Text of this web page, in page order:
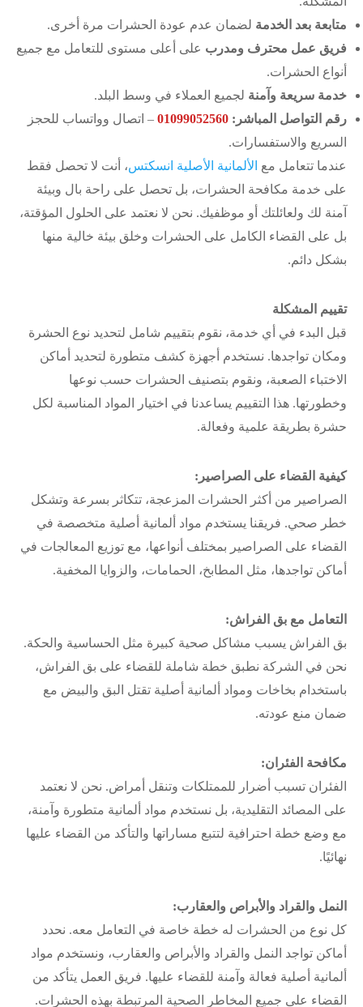
متابعة بعد الخدمة لضمان عدم عودة الحشرات مرة أخرى.
فريق عمل محترف ومدرب على أعلى مستوى للتعامل مع جميع
أنواع الحشرات.
خدمة سريعة وآمنة لجميع العملاء في وسط البلد.
رقم التواصل المباشر: 01099052560 – اتصال وواتساب للحجز
السريع والاستفسارات.
عندما تتعامل مع الألمانية الأصلية انسكتس، أنت لا تحصل فقط
على خدمة مكافحة الحشرات، بل تحصل على راحة بال وبيئة
آمنة لك ولعائلتك أو موظفيك. نحن لا نعتمد على الحلول المؤقتة،
بل على القضاء الكامل على الحشرات وخلق بيئة خالية منها
بشكل دائم.
تقييم المشكلة
قبل البدء في أي خدمة، نقوم بتقييم شامل لتحديد نوع الحشرة
ومكان تواجدها. نستخدم أجهزة كشف متطورة لتحديد أماكن
الاختباء الصعبة، ونقوم بتصنيف الحشرات حسب نوعها
وخطورتها. هذا التقييم يساعدنا في اختيار المواد المناسبة لكل
حشرة بطريقة علمية وفعالة.
كيفية القضاء على الصراصير:
الصراصير من أكثر الحشرات المزعجة، تتكاثر بسرعة وتشكل
خطر صحي. فريقنا يستخدم مواد ألمانية أصلية متخصصة في
القضاء على الصراصير بمختلف أنواعها، مع توزيع المعالجات في
أماكن تواجدها، مثل المطابخ، الحمامات، والزوايا المخفية.
التعامل مع بق الفراش:
بق الفراش يسبب مشاكل صحية كبيرة مثل الحساسية والحكة.
نحن في الشركة نطبق خطة شاملة للقضاء على بق الفراش،
باستخدام بخاخات ومواد ألمانية أصلية تقتل البق والبيض مع
ضمان منع عودته.
مكافحة الفئران:
الفئران تسبب أضرار للممتلكات وتنقل أمراض. نحن لا نعتمد
على المصائد التقليدية، بل نستخدم مواد ألمانية متطورة وآمنة،
مع وضع خطة احترافية لتتبع مساراتها والتأكد من القضاء عليها
نهائيًا.
النمل والقراد والأبراص والعقارب:
كل نوع من الحشرات له خطة خاصة في التعامل معه. نحدد
أماكن تواجد النمل والقراد والأبراص والعقارب، ونستخدم مواد
ألمانية أصلية فعالة وآمنة للقضاء عليها. فريق العمل يتأكد من
القضاء على جميع المخاطر الصحية المرتبطة بهذه الحشرات.